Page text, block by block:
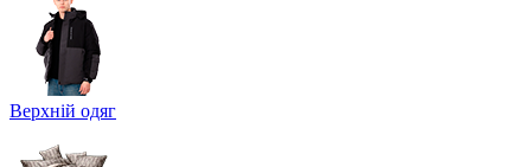
Верхній одяг